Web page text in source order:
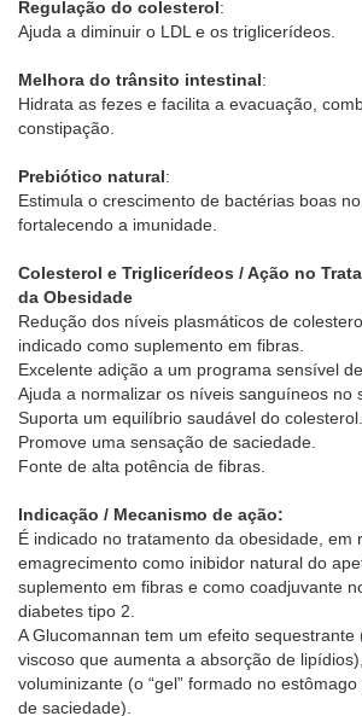
Regulação do colesterol:
Ajuda a diminuir o LDL e os triglicerídeos.
Melhora do trânsito intestinal:
Hidrata as fezes e facilita a evacuação,
constipação.
Prebiótico natural:
Estimula o crescimento de bactérias boas no
fortalecendo a imunidade.
Colesterol e Triglicerídeos / Ação no
da Obesidade
Redução dos níveis plasmáticos de
indicado como suplemento em fibras.
Excelente adição a um programa sensível
Ajuda a normalizar os níveis sanguíneos no
Suporta um equilíbrio saudável do colesterol.
Promove uma sensação de saciedade.
Fonte de alta potência de fibras.
Indicação / Mecanismo de ação:
É indicado no tratamento da obesidade, em
emagrecimento como inibidor natural do
suplemento em fibras e como coadjuvante
diabetes tipo 2.
A Glucomannan tem um efeito sequestrante
viscoso que aumenta a absorção de
voluminizante (o “gel” formado no
de saciedade).